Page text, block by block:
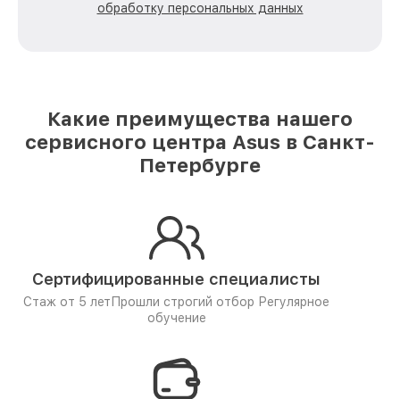
обработку персональных данных
Какие преимущества нашего
сервисного центра Asus в Санкт-
Петербурге
Сертифицированные специалисты
Стаж от 5 лет Прошли строгий отбор Регулярное
обучение